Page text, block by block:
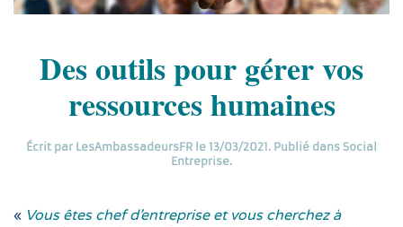
Des outils pour gérer vos
ressources humaines
Écrit par LesAmbassadeursFR le 13/03/2021. Publié dans Social
Entreprise.
« Vous êtes chef d’entreprise et vous cherchez à